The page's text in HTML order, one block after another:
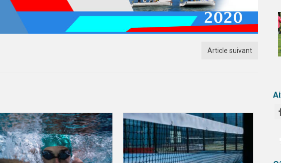
Article suivant